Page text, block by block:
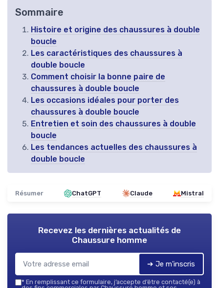
Sommaire
Histoire et origine des chaussures à double
boucle
Les caractéristiques des chaussures à
double boucle
Comment choisir la bonne paire de
chaussures à double boucle
Les occasions idéales pour porter des
chaussures à double boucle
Entretien et soin des chaussures à double
boucle
Les tendances actuelles des chaussures à
double boucle
Résumer ChatGPT Claude Mistral
Recevez les dernières actualités de
Chaussure homme
➔ Je m'inscris
* En remplissant ce formulaire, j’accepte d’être contacté(e) à